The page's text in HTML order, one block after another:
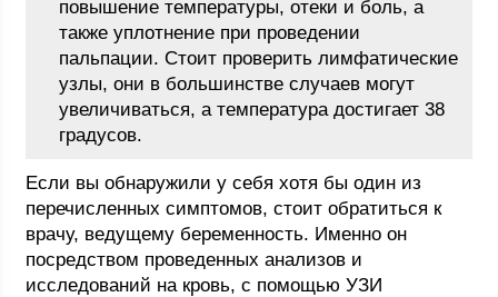
повышение температуры, отеки и боль, а
также уплотнение при проведении
пальпации. Стоит проверить лимфатические
узлы, они в большинстве случаев могут
увеличиваться, а температура достигает 38
градусов.
Если вы обнаружили у себя хотя бы один из
перечисленных симптомов, стоит обратиться к
врачу, ведущему беременность. Именно он
посредством проведенных анализов и
исследований на кровь, с помощью УЗИ